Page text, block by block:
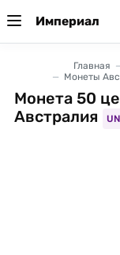
Империал
Главная
Монеты
Монета 50
Австралия